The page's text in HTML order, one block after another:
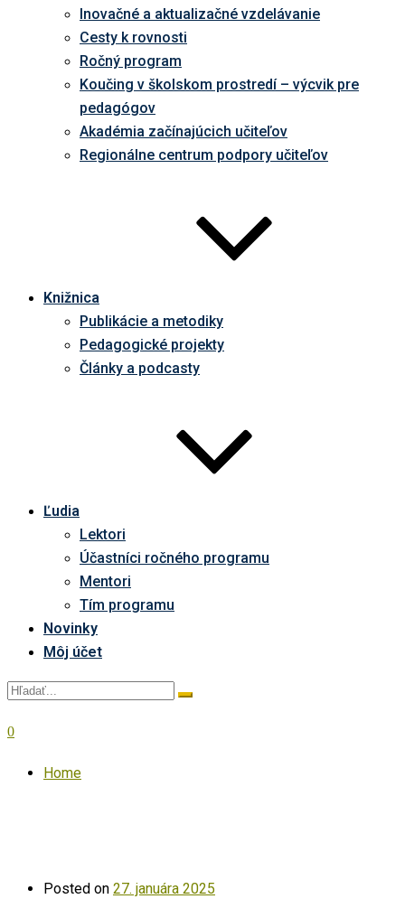
Inovačné a aktualizačné vzdelávanie
Cesty k rovnosti
Ročný program
Koučing v školskom prostredí – výcvik pre
pedagógov
Akadémia začínajúcich učiteľov
Regionálne centrum podpory učiteľov
Knižnica
Publikácie a metodiky
Pedagogické projekty
Články a podcasty
Ľudia
Lektori
Účastníci ročného programu
Mentori
Tím programu
Novinky
Môj účet
0
Home
Posted on 27. januára 2025